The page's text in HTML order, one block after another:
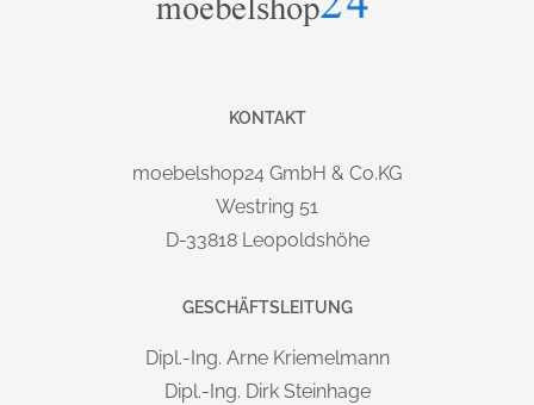
Auf Wunsch: vor Ort Montageservice mit
HAMMERBACHER GmbH
Ernteweg 11 | D-92318 Neumarkt i.d.OPf. | info@hammerbacher.com
KONTAKT
moebelshop24 GmbH & Co.KG
Westring 51
D-33818 Leopoldshöhe
GESCHÄFTSLEITUNG
Dipl.-Ing. Arne Kriemelmann
Dipl.-Ing. Dirk Steinhage